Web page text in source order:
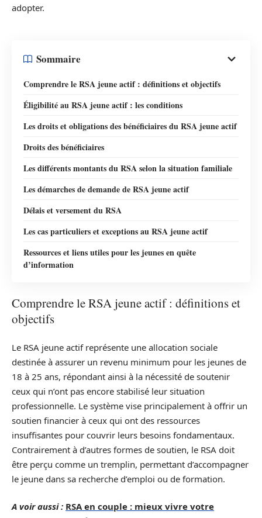
adopter.
Sommaire
Comprendre le RSA jeune actif : définitions et objectifs
Éligibilité au RSA jeune actif : les conditions
Les droits et obligations des bénéficiaires du RSA jeune actif
Droits des bénéficiaires
Les différents montants du RSA selon la situation familiale
Les démarches de demande de RSA jeune actif
Délais et versement du RSA
Les cas particuliers et exceptions au RSA jeune actif
Ressources et liens utiles pour les jeunes en quête
d’information
Comprendre le RSA jeune actif : définitions et
objectifs
Le RSA jeune actif représente une allocation sociale
destinée à assurer un revenu minimum pour les jeunes de
18 à 25 ans, répondant ainsi à la nécessité de soutenir
ceux qui n’ont pas encore stabilisé leur situation
professionnelle. Le système vise principalement à offrir un
soutien financier à ceux qui ont des ressources
insuffisantes pour couvrir leurs besoins fondamentaux.
Contrairement à d’autres formes de soutien, le RSA doit
être perçu comme un tremplin, permettant d’accompagner
le jeune dans sa recherche d’emploi ou de formation.
A voir aussi : RSA en couple : mieux vivre votre